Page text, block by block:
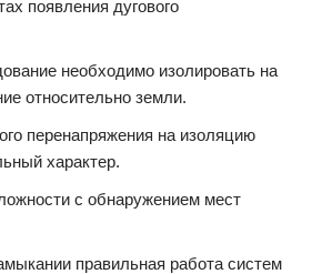
появления дугового
необходимо изолировать на
относительно земли.
перенапряжения на изоляцию
характер.
с обнаружением мест
правильная работа систем